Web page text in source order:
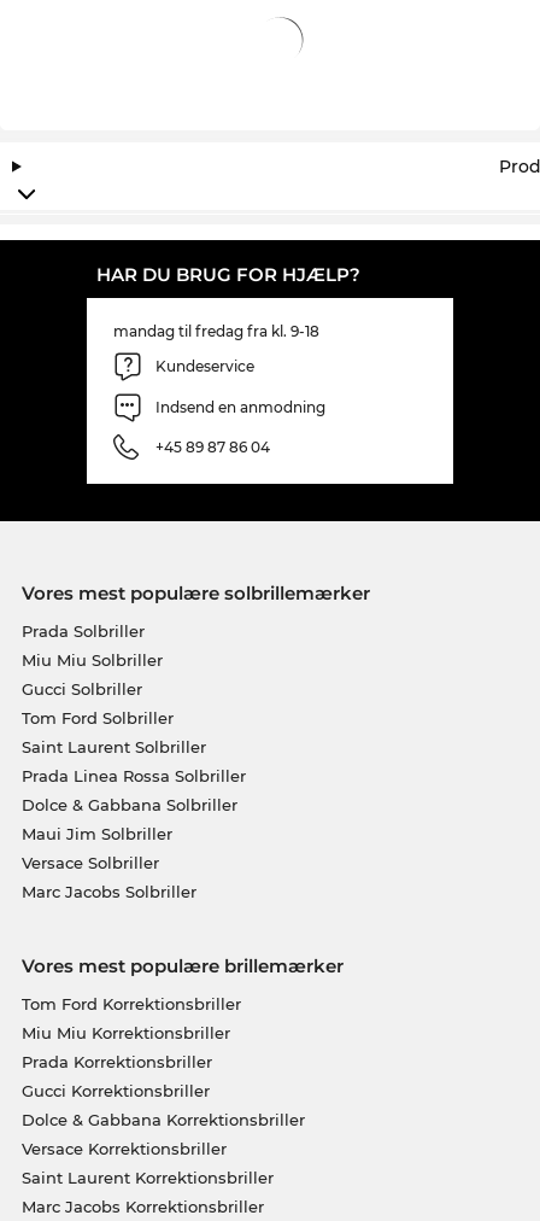
HAR DU BRUG FOR HJÆLP?
mandag til fredag fra kl. 9-18
Kundeservice
Indsend en anmodning
+45 89 87 86 04
Vores mest populære solbrillemærker
Prada Solbriller
Miu Miu Solbriller
Gucci Solbriller
Tom Ford Solbriller
Saint Laurent Solbriller
Prada Linea Rossa Solbriller
Dolce & Gabbana Solbriller
Maui Jim Solbriller
Versace Solbriller
Marc Jacobs Solbriller
Vores mest populære brillemærker
Tom Ford Korrektionsbriller
Miu Miu Korrektionsbriller
Prada Korrektionsbriller
Gucci Korrektionsbriller
Dolce & Gabbana Korrektionsbriller
Versace Korrektionsbriller
Saint Laurent Korrektionsbriller
Marc Jacobs Korrektionsbriller